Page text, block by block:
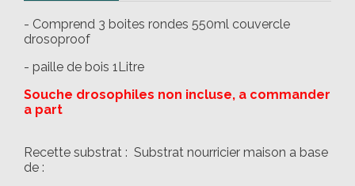
- Comprend 3 boites rondes 550ml couvercle
drosoproof
- paille de bois 1Litre
Souche drosophiles non incluse, a commander
a part
Recette substrat : Substrat nourricier maison a base
de :